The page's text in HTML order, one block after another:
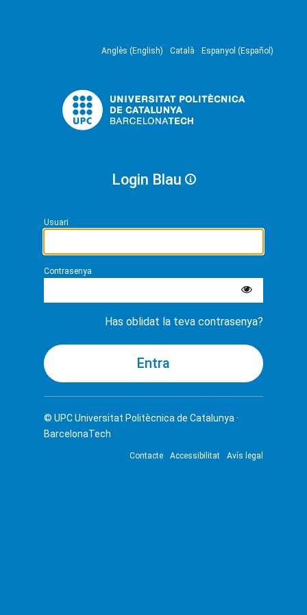
Anglès (English) Català Espanyol (Español)
Login Blau
Usuari
Contrasenya
Has oblidat la teva contrasenya?
© UPCUniversitat Politècnica de Catalunya ·
BarcelonaTech
Contacte Accessibilitat Avís legal